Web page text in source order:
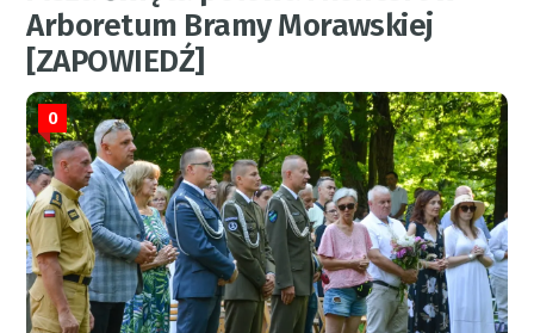
Arboretum Bramy Morawskiej
[ZAPOWIEDŹ]
0